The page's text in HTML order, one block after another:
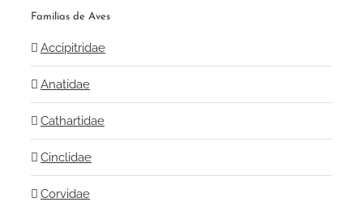
Familias de Aves
Accipitridae
Anatidae
Cathartidae
Cinclidae
Corvidae